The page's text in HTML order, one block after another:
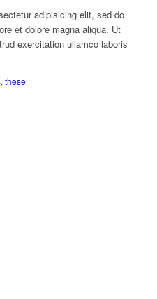
adipisicing elit, sed do
et dolore magna aliqua. Ut
exercitation ullamco laboris
, these